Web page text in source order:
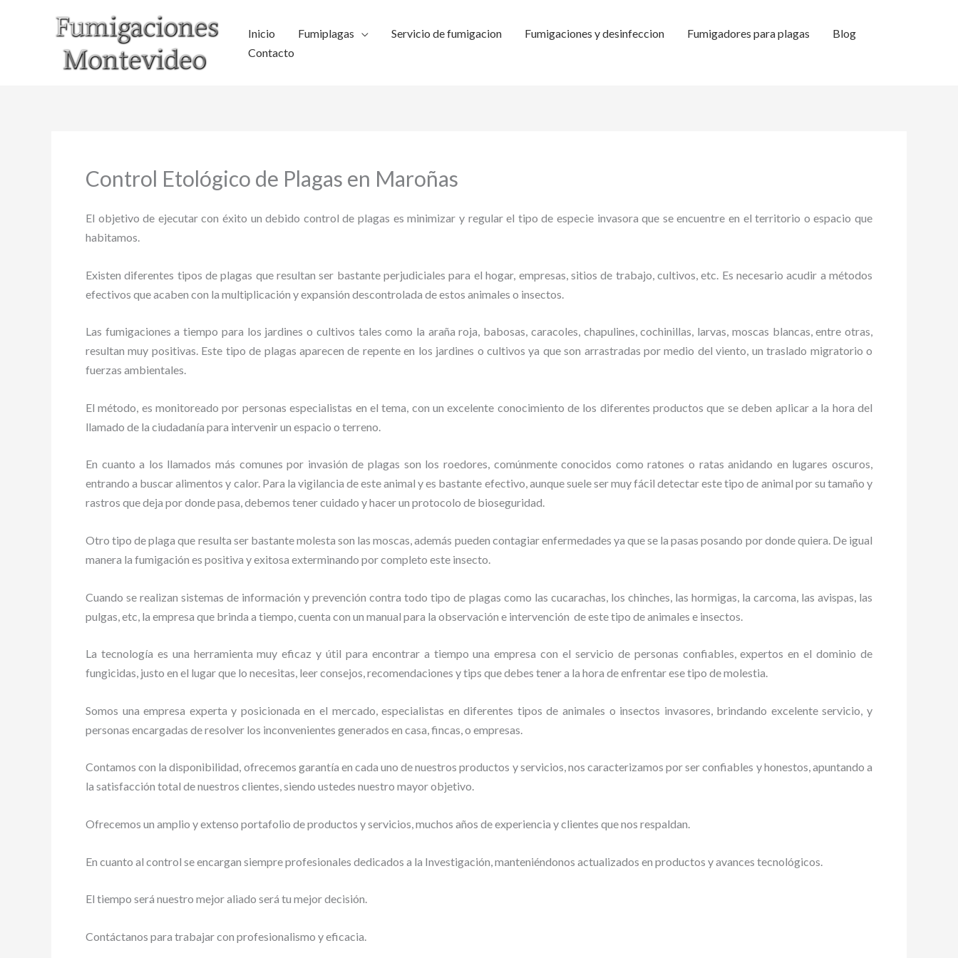
Inicio Fumiplagas Servicio de fumigacion Fumigaciones y desinfeccion Fumigadores para plagas
Blog
Contacto
Control Etológico de Plagas en Maroñas
El objetivo de ejecutar con éxito un debido control de plagas es minimizar y regular el tipo de especie invasora que se encuentre en el territorio o espacio que
habitamos.
Existen diferentes tipos de plagas que resultan ser bastante perjudiciales para el hogar, empresas, sitios de trabajo, cultivos, etc. Es necesario acudir a métodos
efectivos que acaben con la multiplicación y expansión descontrolada de estos animales o insectos.
Las fumigaciones a tiempo para los jardines o cultivos tales como la araña roja, babosas, caracoles, chapulines, cochinillas, larvas, moscas blancas, entre otras,
resultan muy positivas. Este tipo de plagas aparecen de repente en los jardines o cultivos ya que son arrastradas por medio del viento, un traslado migratorio o
fuerzas ambientales.
El método, es monitoreado por personas especialistas en el tema, con un excelente conocimiento de los diferentes productos que se deben aplicar a la hora del
llamado de la ciudadanía para intervenir un espacio o terreno.
En cuanto a los llamados más comunes por invasión de plagas son los roedores, comúnmente conocidos como ratones o ratas anidando en lugares oscuros,
entrando a buscar alimentos y calor. Para la vigilancia de este animal yes bastante efectivo, aunque suele ser muy fácil detectar este tipo de animal por su tamaño y
rastros que deja por donde pasa, debemos tener cuidado y hacer un protocolo de bioseguridad.
Otro tipo de plaga que resulta ser bastante molesta son las moscas, además pueden contagiar enfermedades ya que se la pasas posando por donde quiera. De igual
manera la fumigación es positiva y exitosa exterminando por completo este insecto.
Cuando se realizan sistemas de información y prevención contra todo tipo de plagas como las cucarachas, los chinches, las hormigas, la carcoma, las avispas, las
pulgas, etc, la empresa que brinda a tiempo, cuenta con un manual para la observación e intervención de este tipo de animales e insectos.
La tecnología es una herramienta muy eficaz y útil para encontrar a tiempo una empresa con el servicio de personas confiables, expertos en el dominio de
fungicidas, justo en el lugar que lo necesitas, leer consejos, recomendaciones y tips que debes tener a la hora de enfrentar ese tipo de molestia.
Somos una empresa experta y posicionada en el mercado, especialistas en diferentes tipos de animales o insectos invasores, brindando excelente servicio, y
personas encargadas de resolver los inconvenientes generados en casa, fincas, o empresas.
Contamos con la disponibilidad, ofrecemos garantía en cada uno de nuestros productos y servicios, nos caracterizamos por ser confiables y honestos, apuntando a
la satisfacción total de nuestros clientes, siendo ustedes nuestro mayor objetivo.
Ofrecemos un amplio y extenso portafolio de productos y servicios, muchos años de experiencia y clientes que nos respaldan.
En cuanto al control se encargan siempre profesionales dedicados a la Investigación, manteniéndonos actualizados en productos y avances tecnológicos.
El tiempo será nuestro mejor aliado será tu mejor decisión.
Contáctanos para trabajar con profesionalismo y eficacia.